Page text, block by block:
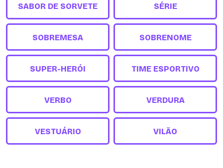
SABOR DE SORVETE SÉRIE
SOBREMESA SOBRENOME
SUPER-HERÓI TIME ESPORTIVO
VERBO VERDURA
VESTUÁRIO VILÃO